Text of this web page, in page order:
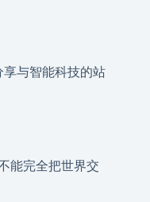
享与智能科技的站
能完全把世界交